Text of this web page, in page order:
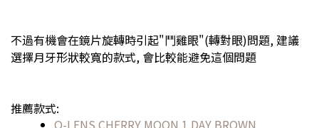
不過有機會在鏡片旋轉時引起"鬥雞眼"(轉對眼)問題, 建議
選擇月牙形狀較寬的款式, 會比較能避免這個問題
推薦款式:
O-LENS CHERRY MOON 1 DAY BROWN